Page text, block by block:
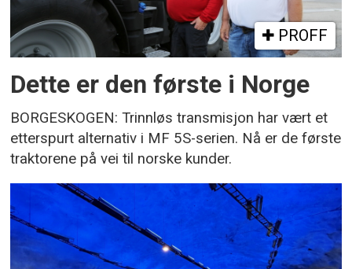
PROFF
Dette er den første i Norge
BORGESKOGEN: Trinnløs transmisjon har vært et
etterspurt alternativ i MF 5S-serien. Nå er de første
traktorene på vei til norske kunder.